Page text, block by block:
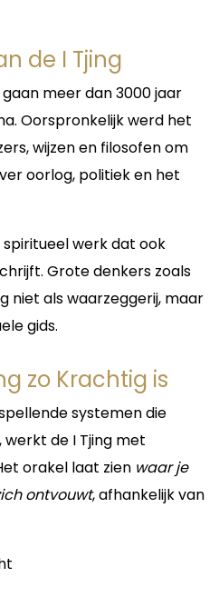
Güvenilirlik
Gizlilik
Samimiyet
kalmaz. Size yardımcı
için her zaman
Tercih
aşkın deneyim
yeteneği
falında uzmanlık
gelecek yorumları
konularında rehberlik
spiritüel destek
konular varsa, sizi
olmak için buradayım.
tutabilir, geleceğe daha
objectief bekijken
geven waarmee u
kunt.
relatie, een belangrijke
of behoefte heeft aan
gevoel, Lieve biedt
respectvolle en integere
biedt Lieve ook
zich af te stemmen op
kan zij aanvullende
personen, relaties of
helpen bij vragen over:
Ex-partners
contacten
connecties
verbindingen
om boodschappen en
die anders mogelijk
blijven.
de I Tjing
meer dan 3000 jaar
Oorspronkelijk werd het
wijzen en filosofen om
oorlog, politiek en het
spiritueel werk dat ook
Grote denkers zoals
niet als waarzeggerij, maar
gids.
zo Krachtig is
systemen die
de I Tjing met
orakel laat zien waar je
ontvouwt, afhankelijk van